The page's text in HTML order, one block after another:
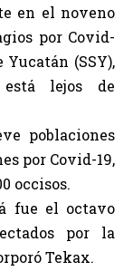
en el noveno
por Covid-
(SSY),
lejos de
poblaciones
por Covid-19,
occisos.
fue el octavo
por la
Tekax.